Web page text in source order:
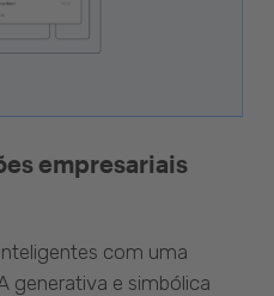
empresariais
com uma
generativa e simbólica